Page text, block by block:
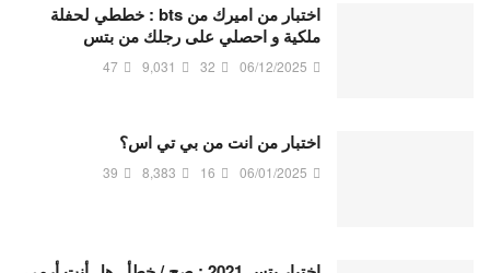
اختبار من اميرك من bts : خططي لحفلة
ملكية و احصلي على رجلك من بتس
06/12/2025
32
9,031
47
اختبار من انت من بي تي اس؟
06/01/2025
16
8,383
39